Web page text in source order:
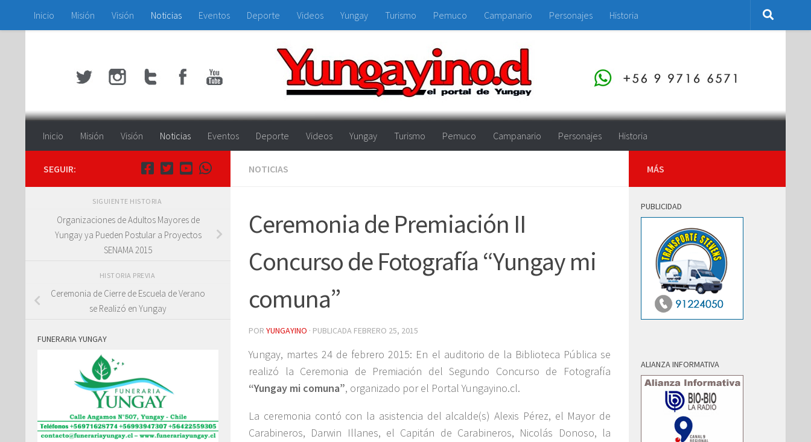
Saltar al contenido
Inicio Misión Visión Noticias Eventos Deporte Videos Yungay Turismo Pemuco Campanario Personajes Historia
Inicio Misión Visión Noticias Eventos Deporte Videos Yungay Turismo Pemuco Campanario Personajes Historia
NOTICIAS
Ceremonia de Premiación II
Concurso de Fotografía “Yungay mi
comuna”
POR YUNGAYINO · PUBLICADA FEBRERO 25, 2015
Yungay, martes 24 de febrero 2015: En el auditorio de la Biblioteca Pública se
realizó la Ceremonia de Premiación del Segundo Concurso de Fotografía
“Yungay mi comuna”, organizado por el Portal Yungayino.cl.
La ceremonia contó con la asistencia del alcalde(s) Alexis Pérez, el Mayor de
Carabineros, Darwin Illanes, el Capitán de Carabineros, Nicolás Donoso, la
SEGUIR:
SIGUIENTE HISTORIA
Organizaciones de Adultos Mayores de
Yungay ya Pueden Postular a Proyectos
SENAMA 2015
HISTORIA PREVIA
Ceremonia de Cierre de Escuela de Verano
se Realizó en Yungay
FUNERARIA YUNGAY
MÁS
PUBLICIDAD
ALIANZA INFORMATIVA